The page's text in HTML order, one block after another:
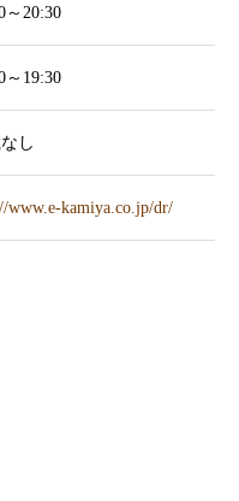
～20:30
～19:30
し
www.e-kamiya.co.jp/dr/